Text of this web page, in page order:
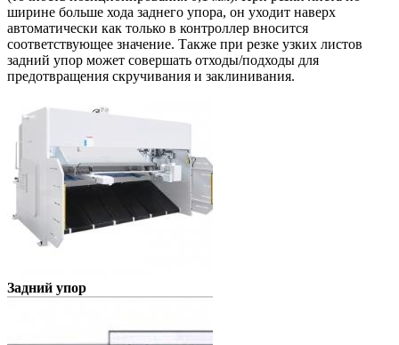
ширине больше хода заднего упора, он уходит наверх
автоматически как только в контроллер вносится
соответствующее значение. Также при резке узких листов
задний упор может совершать отходы/подходы для
предотвращения скручивания и заклинивания.
Задний упор